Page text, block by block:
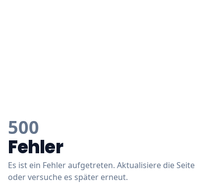
500
Fehler
Es ist ein Fehler aufgetreten. Aktualisiere die Seite
oder versuche es später erneut.